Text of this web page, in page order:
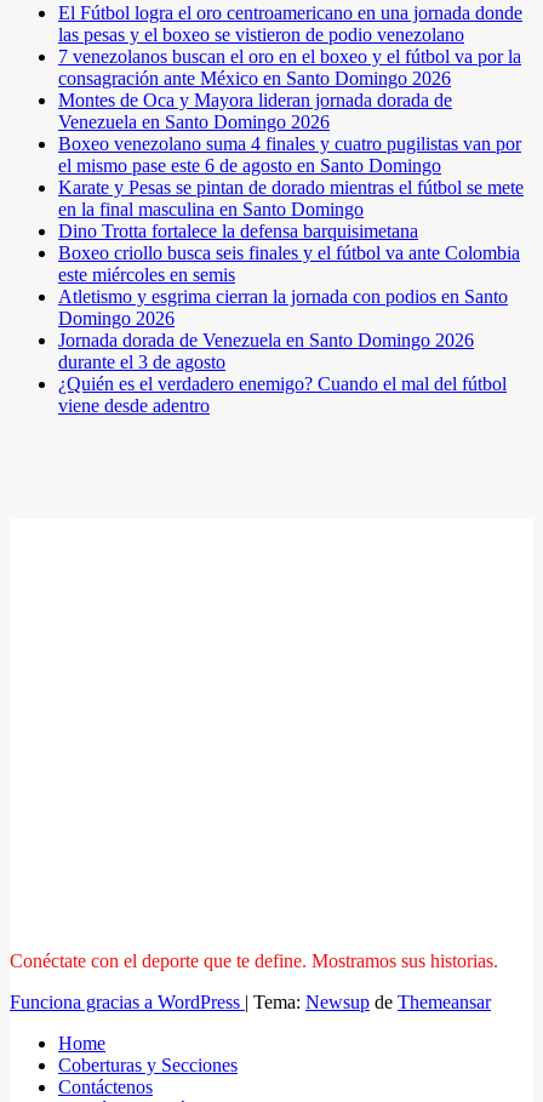
El Fútbol logra el oro centroamericano en una jornada donde
las pesas y el boxeo se vistieron de podio venezolano
7 venezolanos buscan el oro en el boxeo y el fútbol va por la
consagración ante México en Santo Domingo 2026
Montes de Oca y Mayora lideran jornada dorada de
Venezuela en Santo Domingo 2026
Boxeo venezolano suma 4 finales y cuatro pugilistas van por
el mismo pase este 6 de agosto en Santo Domingo
Karate y Pesas se pintan de dorado mientras el fútbol se mete
en la final masculina en Santo Domingo
Dino Trotta fortalece la defensa barquisimetana
Boxeo criollo busca seis finales y el fútbol va ante Colombia
este miércoles en semis
Atletismo y esgrima cierran la jornada con podios en Santo
Domingo 2026
Jornada dorada de Venezuela en Santo Domingo 2026
durante el 3 de agosto
¿Quién es el verdadero enemigo? Cuando el mal del fútbol
viene desde adentro
Conéctate con el deporte que te define. Mostramos sus historias.
Funciona gracias a WordPress | Tema: Newsup de Themeansar
Home
Coberturas y Secciones
Contáctenos